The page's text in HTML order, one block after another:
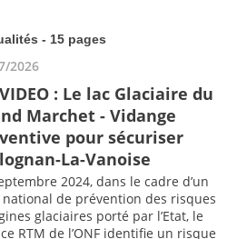
- 15 pages
2026
: Le lac Glaciaire du
Marchet - Vidange
pour sécuriser
La-Vanoise
2024, dans le cadre d’un
de prévention des risques
glaciaires porté par l’Etat, le
RTM de l’ONF identifie un risque